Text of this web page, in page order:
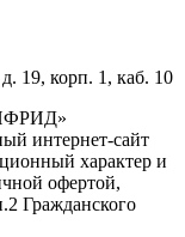
19, корп. 1, каб. 10
интернет-сайт
характер и
офертой,
Гражданского